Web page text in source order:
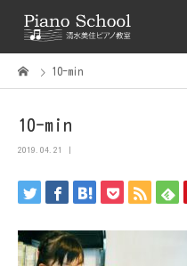
10-min
10-min
2019.04.21